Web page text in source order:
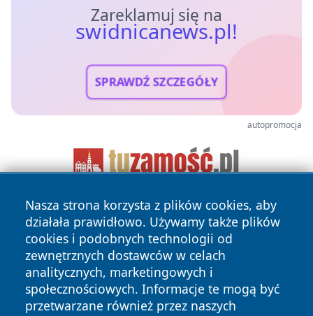
Zareklamuj się na
swidnicanews.pl!
SPRAWDŹ SZCZEGÓŁY
autopromocja
Nasza strona korzysta z plików cookies, aby
działała prawidłowo. Używamy także plików
cookies i podobnych technologii od
zewnętrznych dostawców w celach
analitycznych, marketingowych i
społecznościowych. Informacje te mogą być
przetwarzane również przez naszych
Copyright © 2026 swidnicanews.pl Wszystkie prawa
zastrzeżone.